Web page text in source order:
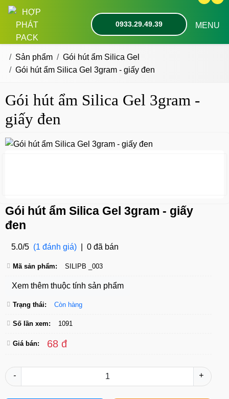
0933.29.49.39 MENU
Sản phẩm
Gói hút ẩm Silica Gel
Gói hút ẩm Silica Gel 3gram - giấy đen
Gói hút ẩm Silica Gel 3gram -
giấy đen
Gói hút ẩm Silica Gel 3gram - giấy
đen
5.0/5 (1 đánh giá) 0 đã bán
Mã sản phẩm: SILIPB _003
Xem thêm thuộc tính sản phẩm
Trạng thái: Còn hàng
Số lần xem: 1091
Giá bán: 68 đ
- +